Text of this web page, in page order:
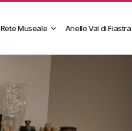
Rete Museale Anello Val di Fiastra